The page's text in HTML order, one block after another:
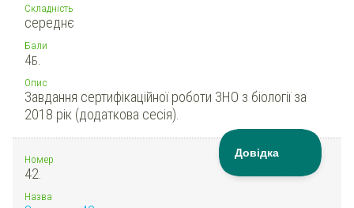
Складність
середнє
Бали
4Б.
Опис
Завдання сертифікаційної роботи ЗНО з біології за
2018 рік (додаткова сесія).
Номер
42.
Назва